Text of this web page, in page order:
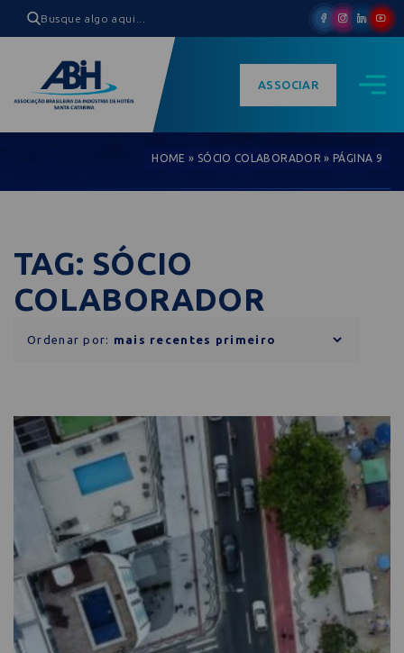
ASSOCIAR
HOME » SÓCIO COLABORADOR »PÁGINA 9
TAG: SÓCIO
COLABORADOR
Ordenar por: